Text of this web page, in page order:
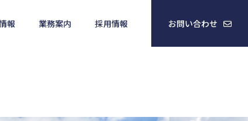
報 業務案内 採用情報 お問い合わせ